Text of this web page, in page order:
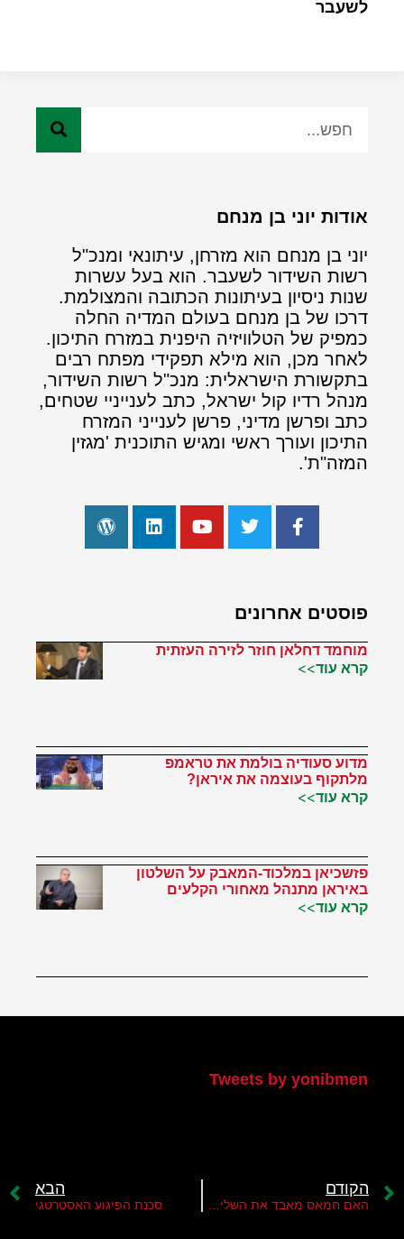
לשעבר
אודות יוני בן מנחם
יוני בן מנחם הוא מזרחן, עיתונאי ומנכ"ל
רשות השידור לשעבר. הוא בעל עשרות
שנות ניסיון בעיתונות הכתובה והמצולמת.
דרכו של בן מנחם בעולם המדיה החלה
כמפיק של הטלוויזיה היפנית במזרח התיכון.
לאחר מכן, הוא מילא תפקידי מפתח רבים
בתקשורת הישראלית: מנכ"ל רשות השידור,
מנהל רדיו קול ישראל, כתב לענייניי שטחים,
כתב ופרשן מדיני, פרשן לענייני המזרח
התיכון ועורך ראשי ומגיש התוכנית 'מגזין
המזה"ת'.
פוסטים אחרונים
מוחמד דחלאן חוזר לזירה העזתית
קרא עוד>>
מדוע סעודיה בולמת את טראמפ
מלתקוף בעוצמה את איראן?
קרא עוד>>
פזשכיאן במלכוד-המאבק על השלטון
באיראן מתנהל מאחורי הקלעים
קרא עוד>>
Tweets by yonibmen
הקודם הבא
סכנת הפיגוע האסטרטגי